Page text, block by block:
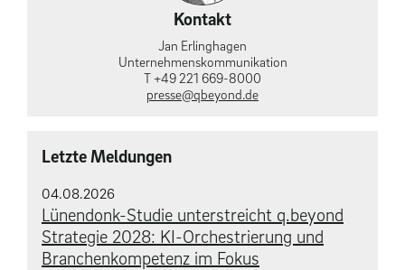
Kontakt
Jan Erlinghagen
Unternehmens­kommunikation
T +49 221 669-8000
presse@qbeyond.de
Letzte Meldungen
04.08.2026
Lünendonk-Studie unterstreicht q.beyond
Strategie 2028: KI-Orchestrierung und
Branchenkompetenz im Fokus